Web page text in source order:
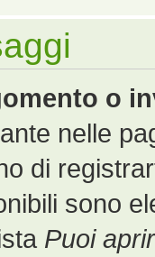
o
nelle
di
sono
Puoi